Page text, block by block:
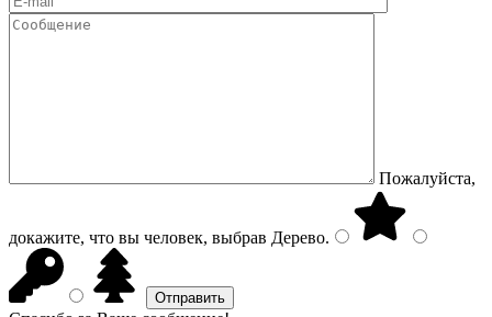
Пожалуйста,
докажите, что вы человек, выбрав Дерево.